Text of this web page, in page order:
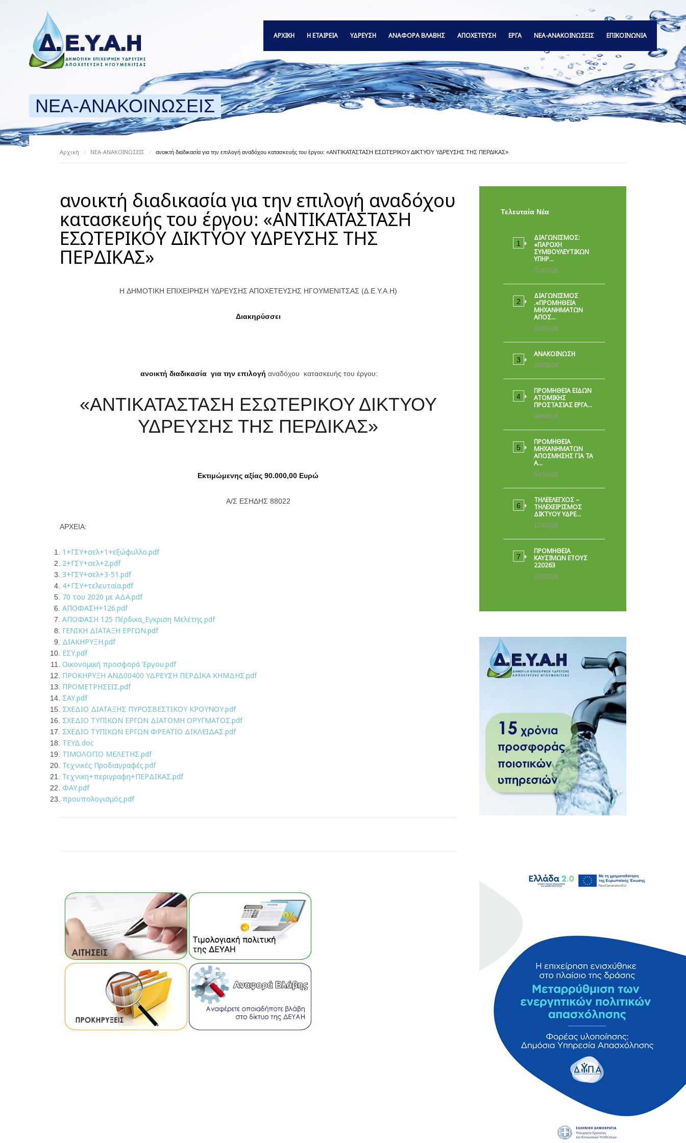
ΑΡΧΙΚΗ Η ΕΤΑΙΡΕΙΑ ΥΔΡΕΥΣΗ ΑΝΑΦΟΡΆ ΒΛΆΒΗΣ ΑΠΟΧΕΤΕΥΣΗ ΕΡΓΑ ΝΕΑ-ΑΝΑΚΟΙΝΩΣΕΙΣ ΕΠΙΚΟΙΝΩΝΙΑ
ΝΕΑ-ΑΝΑΚΟΙΝΩΣΕΙΣ
Αρχική / ΝΕΑ-ΑΝΑΚΟΙΝΩΣΕΙΣ / ανοικτή διαδικασία για την επιλογή αναδόχου κατασκευής του έργου: «ΑΝΤΙΚΑΤΑΣΤΑΣΗ ΕΣΩΤΕΡΙΚΟΥ ΔΙΚΤΥΟΥ ΥΔΡΕΥΣΗΣ ΤΗΣ ΠΕΡΔΙΚΑΣ»
ανοικτή διαδικασία για την επιλογή αναδόχου
κατασκευής του έργου: «ΑΝΤΙΚΑΤΑΣΤΑΣΗ
ΕΣΩΤΕΡΙΚΟΥ ΔΙΚΤΥΟΥ ΥΔΡΕΥΣΗΣ ΤΗΣ
ΠΕΡΔΙΚΑΣ»
H ΔΗΜΟΤΙΚΗ ΕΠΙΧΕΙΡΗΣΗ ΥΔΡΕΥΣΗΣ ΑΠΟΧΕΤΕΥΣΗΣ ΗΓΟΥΜΕΝΙΤΣΑΣ (Δ.Ε.Υ.Α.Η)
Διακηρύσσει
ανοικτή διαδικασία για την επιλογή αναδόχου κατασκευής του έργου:
«ΑΝΤΙΚΑΤΑΣΤΑΣΗ ΕΣΩΤΕΡΙΚΟΥ ΔΙΚΤΥΟΥ
ΥΔΡΕΥΣΗΣ ΤΗΣ ΠΕΡΔΙΚΑΣ»
Εκτιμώμενης αξίας 90.000,00 Ευρώ
Α/Σ ΕΣΗΔΗΣ 88022
ΑΡΧΕΙΑ:
1+ΓΣΥ+σελ+1+εξώφυλλο.pdf
2+ΓΣΥ+σελ+2.pdf
3+ΓΣΥ+σελ+3-51.pdf
4+ΓΣΥ+τελευταία.pdf
70 του 2020 με ΑΔΑ.pdf
ΑΠΟΦΑΣΗ+126.pdf
ΑΠΟΦΑΣΗ 125 Πέρδικα_Εγκριση Μελέτης.pdf
ΓΕΝΙΚΗ ΔΙΑΤΑΞΗ ΕΡΓΩΝ.pdf
ΔΙΑΚΗΡΥΞΗ.pdf
ΕΣΥ.pdf
Οικονομική προσφορά Έργου.pdf
ΠΡΟΚΗΡΥΞΗ ΑΝΔ00400 ΥΔΡΕΥΣΗ ΠΕΡΔΙΚΑ ΚΗΜΔΗΣ.pdf
ΠΡΟΜΕΤΡΗΣΕΙΣ.pdf
ΣΑΥ.pdf
ΣΧΕΔΙΟ ΔΙΑΤΑΞΗΣ ΠΥΡΟΣΒΕΣΤΙΚΟΥ ΚΡΟΥΝΟΥ.pdf
ΣΧΕΔΙΟ ΤΥΠΙΚΩΝ ΕΡΓΩΝ ΔΙΑΤΟΜΗ ΟΡΥΓΜΑΤΟΣ.pdf
ΣΧΕΔΙΟ ΤΥΠΙΚΩΝ ΕΡΓΩΝ ΦΡΕΑΤΙΟ ΔIΚΛΕΙΔΑΣ.pdf
ΤΕΥΔ.doc
ΤΙΜΟΛΟΓΙΟ ΜΕΛΕΤΗΣ.pdf
Τεχνικές Προδιαγραφές.pdf
Τεχνικη+περιγραφη+ΠΕΡΔΙΚΑΣ.pdf
ΦΑΥ.pdf
προυπολογισμός.pdf
Τελευταία Νέα
ΔΙΑΓΩΝΙΣΜΟΣ:
«ΠΑΡΟΧΉ
ΣΥΜΒΟΥΛΕΥΤΙΚΏΝ
ΥΠΗΡ…
01/07/26
ΔΙΑΓΩΝΙΣΜΟΣ
.«ΠΡΟΜΗΘΕΙΑ
ΜΗΧΑΝΗΜΑΤΩΝ
ΑΠΟΣ…
01/07/26
ΑΝΑΚΟΙΝΩΣΗ
28/05/26
ΠΡΟΜΉΘΕΙΑ ΕΙΔΏΝ
ΑΤΟΜΙΚΉΣ
ΠΡΟΣΤΑΣΊΑΣ ΕΡΓΑ…
08/05/26
ΠΡΟΜΗΘΕΙΑ
ΜΗΧΑΝΗΜΑΤΩΝ
ΑΠΟΣΜΗΣΗΣ ΓΙΑ ΤΑ
Α…
04/04/26
ΤΗΛΕΕΛΕΓΧΟΣ –
ΤΗΛΕΧΕΙΡΙΣΜΟΣ
ΔΙΚΤΥΟΥ ΥΔΡΕ…
17/03/26
ΠΡΟΜΗΘΕΙΑ
ΚΑΥΣΙΜΩΝ ΕΤΟΥΣ
220263
27/02/26